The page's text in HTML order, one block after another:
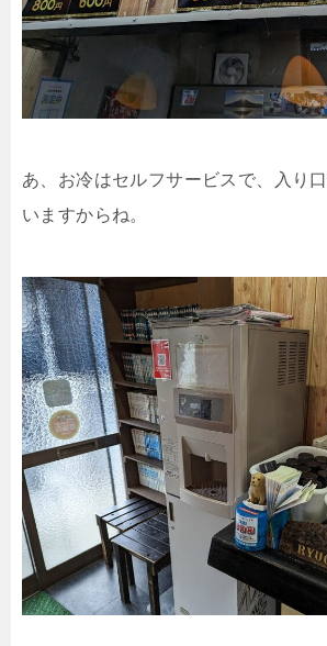
あ、お冷はセルフサービスで、入り
いますからね。